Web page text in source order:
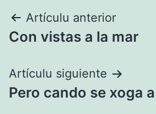
Navegación
pelos
artículos
Artículu anterior
Con vistas a la mar
Artículu siguiente
Pero cando se xoga